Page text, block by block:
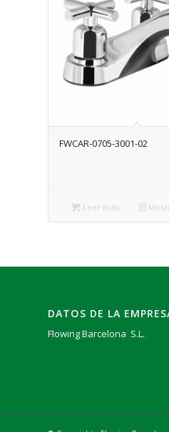
FWCAR-0705-3001-02
Leer más
DATOS DE LA
Flowing Barcelona S.L.